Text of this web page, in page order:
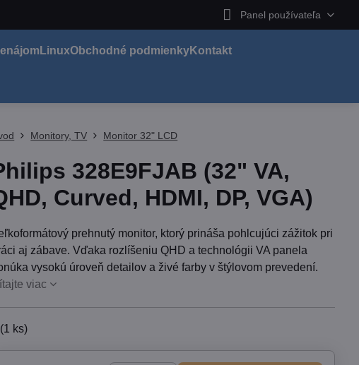
Panel používateľa
LinuxObchodné podmienkyKontakt
Monitory, TV Monitor 32" LCD
328E9FJAB (32" VA,
Curved, HDMI, DP, VGA)
prehnutý monitor, ktorý prináša pohlcujúci zážitok pri
aj zábave. Vďaka rozlíšeniu QHD a technológii VA panela
vysokú úroveň detailov a živé farby v štýlovom prevedení.
viac
(1 ks)